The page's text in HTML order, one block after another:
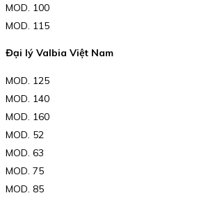
MOD. 100
MOD. 115
Đại lý Valbia Việt Nam
MOD. 125
MOD. 140
MOD. 160
MOD. 52
MOD. 63
MOD. 75
MOD. 85